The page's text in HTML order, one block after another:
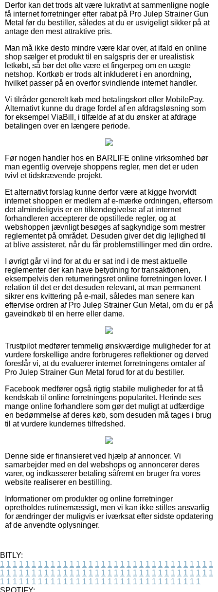
Derfor kan det trods alt være lukrativt at sammenligne nogle
få internet forretninger efter rabat på Pro Julep Strainer Gun
Metal før du bestiller, således at du er usvigeligt sikker på at
antage den mest attraktive pris.
Man må ikke desto mindre være klar over, at ifald en online
shop sælger et produkt til en salgspris der er urealistisk
letkøbt, så bør det ofte være et fingerpeg om en uægte
netshop. Kortkøb er trods alt inkluderet i en anordning,
hvilket passer på en overfor svindlende internet handler.
Vi tilråder generelt køb med betalingskort eller MobilePay.
Alternativt kunne du drage fordel af en afdragsløsning som
for eksempel ViaBill, i tilfælde af at du ønsker at afdrage
betalingen over en længere periode.
Før nogen handler hos en BARLIFE online virksomhed bør
man egentlig overveje shoppens regler, men det er uden
tvivl et tidskrævende projekt.
Et alternativt forslag kunne derfor være at kigge hvorvidt
internet shoppen er medlem af e-mærke ordningen, eftersom
det almindeligvis er en tilkendegivelse af at internet
forhandleren accepterer de opstillede regler, og at
webshoppen jævnligt besøges af sagkyndige som mestrer
reglementet på området. Desuden giver det dig lejlighed til
at blive assisteret, når du får problemstillinger med din ordre.
I øvrigt går vi ind for at du er sat ind i de mest aktuelle
reglementer der kan have betydning for transaktionen,
eksempelvis den returneringsret online forretningen lover. I
relation til det er det desuden relevant, at man permanent
sikrer ens kvittering på e-mail, således man senere kan
eftervise ordren af Pro Julep Strainer Gun Metal, om du er på
gaveindkøb til en herre eller dame.
Trustpilot medfører temmelig ønskværdige muligheder for at
vurdere forskellige andre forbrugeres reflektioner og derved
foreslår vi, at du evaluerer internet forretningens omtaler af
Pro Julep Strainer Gun Metal forud for at du bestiller.
Facebook medfører også rigtig stabile muligheder for at få
kendskab til online forretningens popularitet. Herinde ses
mange online forhandlere som gør det muligt at udfærdige
en bedømmelse af deres køb, som desuden må tages i brug
til at vurdere kundernes tilfredshed.
Denne side er finansieret ved hjælp af annoncer. Vi
samarbejder med en del webshops og annoncerer deres
varer, og indkasserer betaling såfremt en bruger fra vores
website realiserer en bestilling.
Informationer om produkter og online forretninger
opretholdes rutinemæssigt, men vi kan ikke stilles ansvarlig
for ændringer der muligvis er iværksat efter sidste opdatering
af de anvendte oplysninger.
BITLY:
1 1 1 1 1 1 1 1 1 1 1 1 1 1 1 1 1 1 1 1 1 1 1 1 1 1 1 1 1 1 1 1 1 1
1 1 1 1 1 1 1 1 1 1 1 1 1 1 1 1 1 1 1 1 1 1 1 1 1 1 1 1 1 1 1 1 1 1
1 1 1 1 1 1 1 1 1 1 1 1 1 1 1 1 1 1 1 1 1 1 1 1 1 1 1 1 1 1 1 1
SPOTIFY: